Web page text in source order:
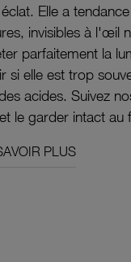
Elle a
invisibles à l'œil
parfaitement la
si elle est trop
acides. Suivez
le garder intact au
PLUS